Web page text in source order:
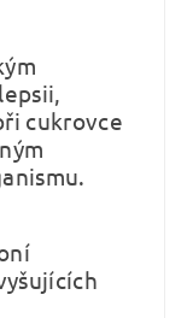
cukrovce